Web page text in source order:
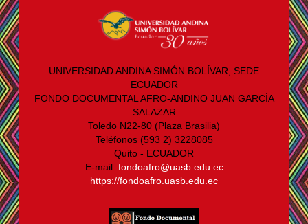
UNIVERSIDAD ANDINA SIMÓN BOLÍVAR, SEDE
ECUADOR
FONDO DOCUMENTAL AFRO-ANDINO JUAN GARCÍA
SALAZAR
Toledo N22-80 (Plaza Brasilia)
Teléfonos (593 2) 3228085
Quito - ECUADOR
E-mail: fondoafro@uasb.edu.ec
https://fondoafro.uasb.edu.ec